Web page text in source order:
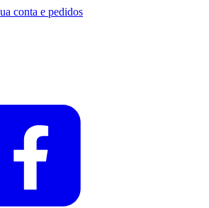
conta e pedidos